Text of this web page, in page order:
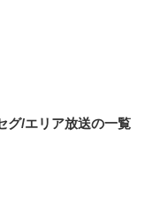
グ/エリア放送の一覧